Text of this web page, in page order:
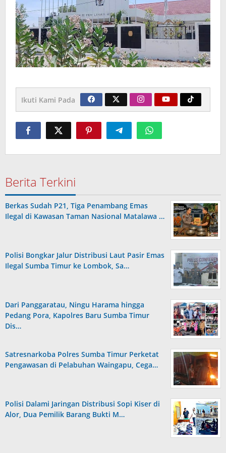
Ikuti Kami Pada
Berita Terkini
Berkas Sudah P21, Tiga Penambang Emas
Ilegal di Kawasan Taman Nasional Matalawa …
Polisi Bongkar Jalur Distribusi Laut Pasir Emas
Ilegal Sumba Timur ke Lombok, Sa…
Dari Panggaratau, Ningu Harama hingga
Pedang Pora, Kapolres Baru Sumba Timur
Dis…
Satresnarkoba Polres Sumba Timur Perketat
Pengawasan di Pelabuhan Waingapu, Cega…
Polisi Dalami Jaringan Distribusi Sopi Kiser di
Alor, Dua Pemilik Barang Bukti M…